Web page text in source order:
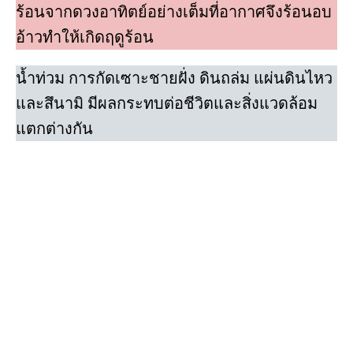
ร้อนจากดวงอาทิตย์อย่างเต็มที่อากาศจึงร้อนอบ
อ้าวทําให้เกิดฤดูร้อน
นํ้าท่วม การกัดเซาะชายฝั่ง ดินถล่ม แผ่นดินไหว
และสึนามิ มีผลกระทบต่อชีวิตและสิ่งแวดล้อม
แตกต่างกัน